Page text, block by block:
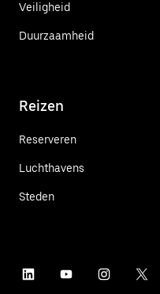
Veiligheid
Duurzaamheid
Reizen
Reserveren
Luchthavens
Steden